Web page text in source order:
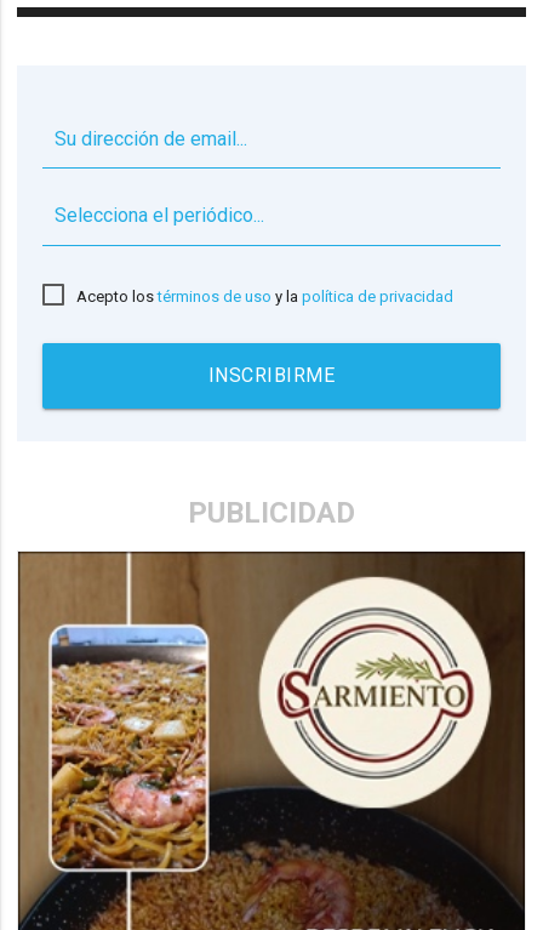
Acepto lostérminos de uso y lapolítica de privacidad
INSCRIBIRME
PUBLICIDAD